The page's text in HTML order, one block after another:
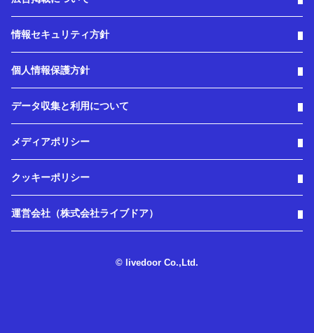
情報セキュリティ方針
個人情報保護方針
データ収集と利用について
メディアポリシー
クッキーポリシー
運営会社（株式会社ライブドア）
© livedoor Co.,Ltd.